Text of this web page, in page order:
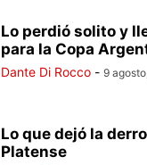
Lo perdió solito y
para la Copa
Dante Di Rocco - 9
Lo que dejó la
Platense